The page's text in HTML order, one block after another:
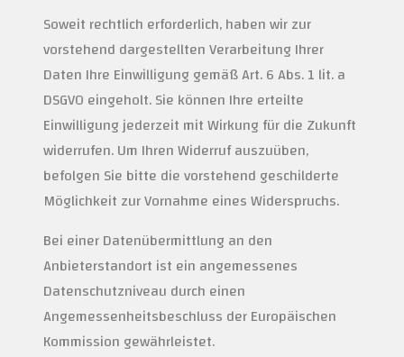
Soweit rechtlich erforderlich, haben wir zur
vorstehend dargestellten Verarbeitung Ihrer
Daten Ihre Einwilligung gemäß Art. 6 Abs. 1 lit. a
DSGVO eingeholt. Sie können Ihre erteilte
Einwilligung jederzeit mit Wirkung für die Zukunft
widerrufen. Um Ihren Widerruf auszuüben,
befolgen Sie bitte die vorstehend geschilderte
Möglichkeit zur Vornahme eines Widerspruchs.
Bei einer Datenübermittlung an den
Anbieterstandort ist ein angemessenes
Datenschutzniveau durch einen
Angemessenheitsbeschluss der Europäischen
Kommission gewährleistet.